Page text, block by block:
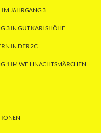
IM JAHRGANG 3
3 IN GUT KARLSHÖHE
IN DER 2C
1 IM WEIHNACHTSMÄRCHEN